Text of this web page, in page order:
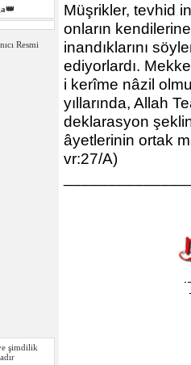
Müşrikler, tevhid
onların
inandıklarını
ediyorlardı.
i kerîme nâzil
yıllarında, Allah
deklarasyon
âyetlerinin ortak
vr:27/A)